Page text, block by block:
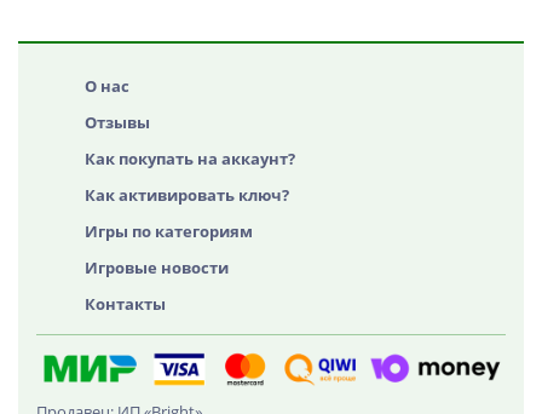
О нас
Отзывы
Как покупать на аккаунт?
Как активировать ключ?
Игры по категориям
Игровые новости
Контакты